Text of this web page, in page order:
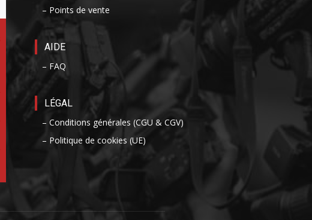
– Points de vente
AIDE
– FAQ
LÉGAL
– Conditions générales (CGU & CGV)
– Politique de cookies (UE)